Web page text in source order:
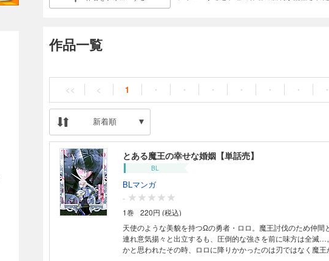
作品一覧
<< < 1 ・ ・ ・ ・ ・ ・ ・
新着順
とある魔王の幸せな婚姻【単話売】
BL
BLマンガ
-
1巻
220円 (税込)
天使のような美貌を持つΩの勇者・ロロ。魔王討伐のため仲間
連れ意気揚々と出立するも、圧倒的な強さを前に味方は全滅…
かと思われたその時、ロロに降りかかったのは刃ではなく魔王